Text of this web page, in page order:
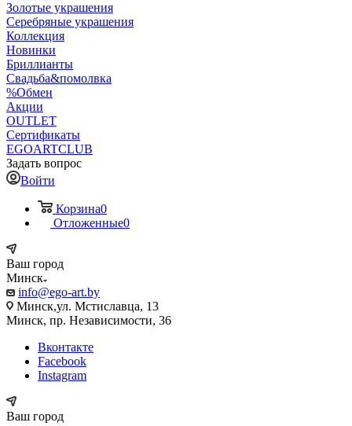
Золотые украшения
Серебряные украшения
Коллекция
Новинки
Бриллианты
Свадьба&помолвка
%Обмен
Акции
OUTLET
Сертификаты
EGOARTCLUB
Задать вопрос
Войти
Корзина0
Отложенные0
Ваш город
Минск
info@ego-art.by
Минск,ул. Мстиславца, 13
Минск, пр. Независимости, 36
Вконтакте
Facebook
Instagram
Ваш город